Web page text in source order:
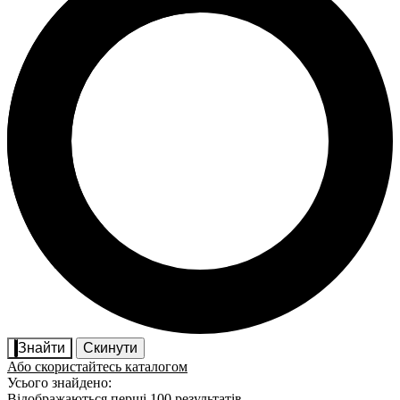
Знайти
Скинути
Або скористайтесь каталогом
Усього знайдено: